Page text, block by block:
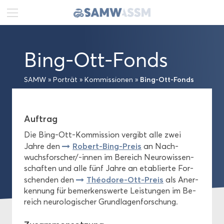
Ak­tu­el­les
Por­trät
Senat
Ge­ne­ral­se­kre­ta­ri­at
Kom­mis­sio­nen
Pu­bli­ka­tio­nen
Bing-​Ott-Fonds
SAMW » Por­trät » Kom­mis­sio­nen » Bing-​Ott-Fonds
Auf­trag
Die Bing-​Ott-Kommission ver­gibt alle zwei
Jahre den
Robert-​Bing-Preis an Nach­
wuchs­for­scher/-​innen im Be­reich Neu­ro­wis­sen­
schaf­ten und alle fünf Jahre an eta­blier­te For­
schen­den den
Théodore-​Ott-Preis als An­er­
ken­nung für be­mer­kens­wer­te Leis­tun­gen im Be­
reich neu­ro­lo­gi­scher Grund­la­gen­for­schung.